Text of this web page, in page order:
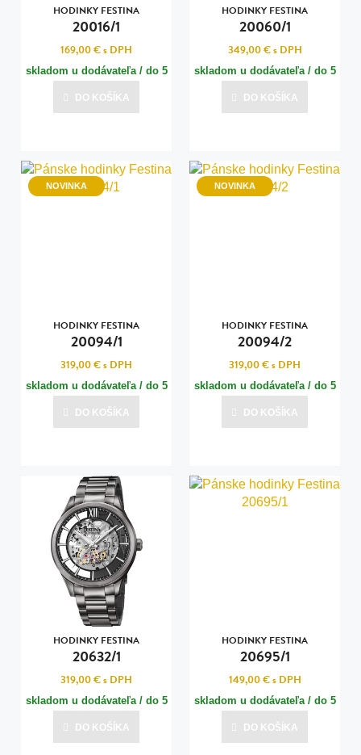
HODINKY FESTINA
20016/1
169,00 €s DPH
skladom u dodávateľa / do 5
dní
Posledná aktualizácia dnes o 13:01
DO KOŠÍKA
HODINKY FESTINA
20060/1
349,00 €s DPH
skladom u dodávateľa / do 5
dní
Posledná aktualizácia dnes o 13:01
DO KOŠÍKA
NOVINKA
HODINKY FESTINA
20094/1
319,00 €s DPH
skladom u dodávateľa / do 5
dní
Posledná aktualizácia dnes o 13:01
DO KOŠÍKA
NOVINKA
HODINKY FESTINA
20094/2
319,00 €s DPH
skladom u dodávateľa / do 5
dní
Posledná aktualizácia dnes o 13:01
DO KOŠÍKA
HODINKY FESTINA
20632/1
319,00 €s DPH
skladom u dodávateľa / do 5
dní
Posledná aktualizácia dnes o 13:01
DO KOŠÍKA
HODINKY FESTINA
20695/1
149,00 €s DPH
skladom u dodávateľa / do 5
dní
Posledná aktualizácia dnes o 13:01
DO KOŠÍKA